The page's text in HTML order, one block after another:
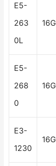
E5-
263
0L
16G
E5-
268
0
16G
E3-
1230
16G